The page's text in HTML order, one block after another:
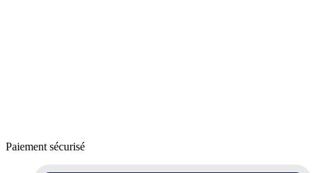
Paiement sécurisé